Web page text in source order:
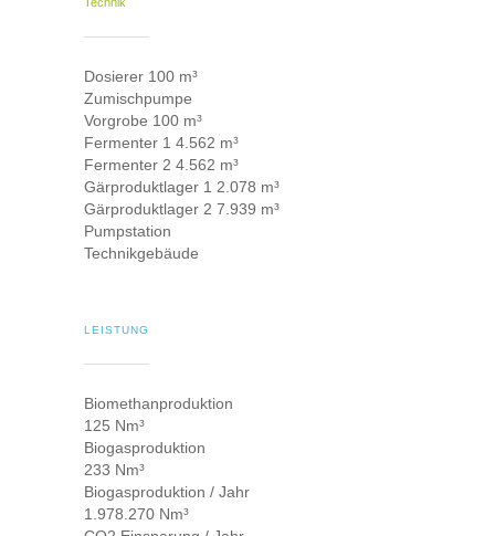
Dosierer 100 m³
Zumischpumpe
Vorgrobe 100 m³
Fermenter 1 4.562 m³
Fermenter 2 4.562 m³
Gärproduktlager 1 2.078 m³
Gärproduktlager 2 7.939 m³
Pumpstation
Technikgebäude
LEISTUNG
Biomethanproduktion
125 Nm³
Biogasproduktion
233 Nm³
Biogasproduktion / Jahr
1.978.270 Nm³